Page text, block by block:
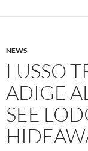
NEWS
LUSSO
ADIGE
SEE